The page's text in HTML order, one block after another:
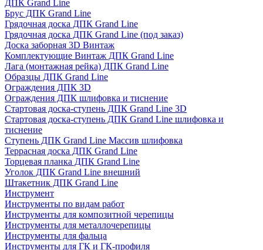
ДПК Grand Line
Брус ДПК Grand Line
Грядочная доска ДПК Grand Line
Грядочная доска ДПК Grand Line (под заказ)
Доска заборная 3D Винтаж
Комплектующие Винтаж ДПК Grand Line
Лага (монтажная рейка) ДПК Grand Line
Образцы ДПК Grand Line
Ограждения ДПК 3D
Ограждения ДПК шлифовка и тиснение
Стартовая доска-ступень ДПК Grand Line 3D
Стартовая доска-ступень ДПК Grand Line шлифовка и
тиснение
Ступень ДПК Grand Line Массив шлифовка
Террасная доска ДПК Grand Line
Торцевая планка ДПК Grand Line
Уголок ДПК Grand Line внешний
Штакетник ДПК Grand Line
Инструмент
Инструменты по видам работ
Инструменты для композитной черепицы
Инструменты для металлочерепицы
Инструменты для фальца
Инструменты для ГК и ГК-профиля